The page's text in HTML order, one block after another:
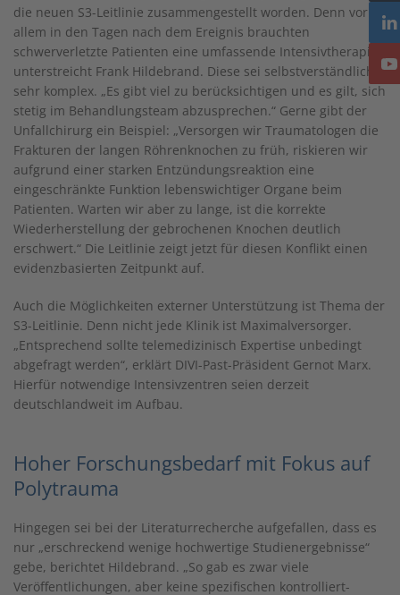
die neuen S3-Leitlinie zusammengestellt worden. Denn vor
allem in den Tagen nach dem Ereignis brauchten
schwerverletzte Patienten eine umfassende Intensivtherapie,
unterstreicht Frank Hildebrand. Diese sei selbstverständlich
sehr komplex. „Es gibt viel zu berücksichtigen und es gilt, sich
stetig im Behandlungsteam abzusprechen.“ Gerne gibt der
Unfallchirurg ein Beispiel: „Versorgen wir Traumatologen die
Frakturen der langen Röhrenknochen zu früh, riskieren wir
aufgrund einer starken Entzündungsreaktion eine
eingeschränkte Funktion lebenswichtiger Organe beim
Patienten. Warten wir aber zu lange, ist die korrekte
Wiederherstellung der gebrochenen Knochen deutlich
erschwert.“ Die Leitlinie zeigt jetzt für diesen Konflikt einen
evidenzbasierten Zeitpunkt auf.
Auch die Möglichkeiten externer Unterstützung ist Thema der
S3-Leitlinie. Denn nicht jede Klinik ist Maximalversorger.
„Entsprechend sollte telemedizinisch Expertise unbedingt
abgefragt werden“, erklärt DIVI-Past-Präsident Gernot Marx.
Hierfür notwendige Intensivzentren seien derzeit
deutschlandweit im Aufbau.
Hoher Forschungsbedarf mit Fokus auf
Polytrauma
Hingegen sei bei der Literaturrecherche aufgefallen, dass es
nur „erschreckend wenige hochwertige Studienergebnisse“
gebe, berichtet Hildebrand. „So gab es zwar viele
Veröffentlichungen, aber keine spezifischen kontrolliert-